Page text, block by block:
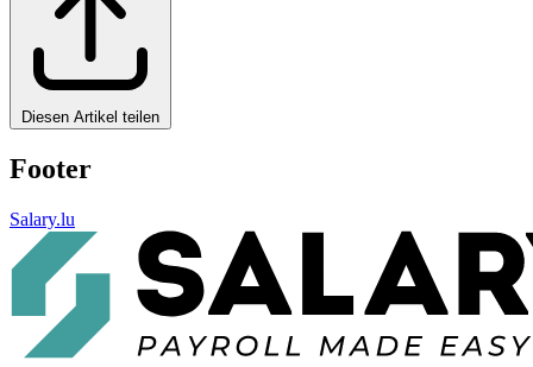
Diesen Artikel teilen
Footer
Salary.lu